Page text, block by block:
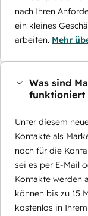
nach Ihren
ein kleines
arbeiten. Mehr
Was sind
funktioniert
Unter diesem
Kontakte als
noch für die
sei es per E-Mail
Kontakte werden
können bis zu 15
kostenlos in